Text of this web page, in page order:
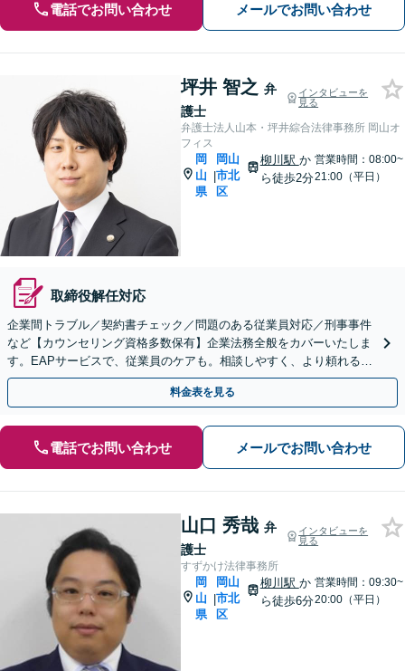
電話でお問い合わせ メールでお問い合わせ
坪井 智之 弁
護士
インタビューを
見る
弁護士法人山本・坪井綜合法律事務所 岡山オ
フィス
岡
山
県
|
岡山
市北
区
柳川駅 か
ら徒歩2分
営業時間：08:00~
21:00（平日）
取締役解任対応
企業間トラブル／契約書チェック／問題のある従業員対応／刑事事件
など【カウンセリング資格多数保有】企業法務全般をカバーいたしま
す。EAPサービスで、従業員のケアも。相談しやすく、より頼れる存
在に！メンタルヘルスのご相談も可能【初回相談無料】
料金表を見る
電話でお問い合わせ メールでお問い合わせ
山口 秀哉 弁
護士
インタビューを
見る
すずかけ法律事務所
岡
山
県
|
岡山
市北
区
柳川駅 か
ら徒歩6分
営業時間：09:30~
20:00（平日）